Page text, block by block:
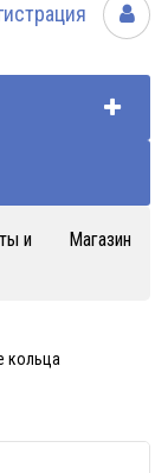
и
Магазин
кольца